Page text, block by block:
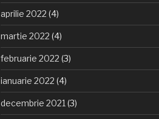
aprilie 2022 (4)
martie 2022 (4)
februarie 2022 (3)
ianuarie 2022 (4)
decembrie 2021 (3)